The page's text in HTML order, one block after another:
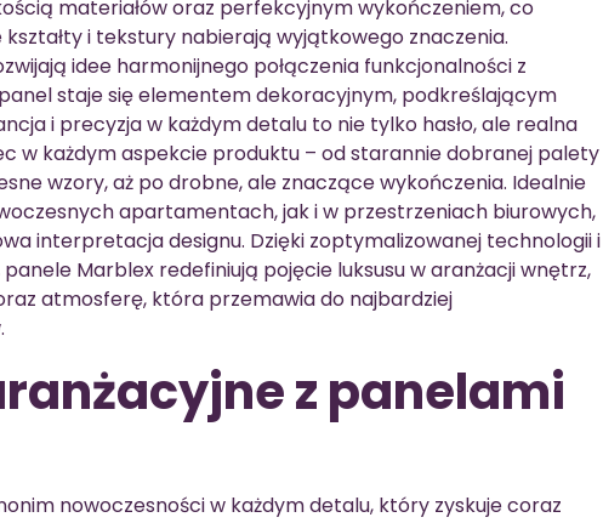
materiałów oraz perfekcyjnym wykończeniem, co
i tekstury nabierają wyjątkowego znaczenia.
idee harmonijnego połączenia funkcjonalności z
staje się elementem dekoracyjnym, podkreślającym
i precyzja w każdym detalu to nie tylko hasło, ale realna
w każdym aspekcie produktu – od starannie dobranej palety
wzory, aż po drobne, ale znaczące wykończenia. Idealnie
apartamentach, jak i w przestrzeniach biurowych,
interpretacja designu. Dzięki zoptymalizowanej technologii i
Marblex redefiniują pojęcie luksusu w aranżacji wnętrz,
atmosferę, która przemawia do najbardziej
z panelami
nowoczesności w każdym detalu, który zyskuje coraz